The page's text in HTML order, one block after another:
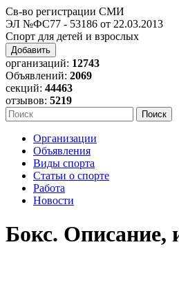
Св-во регистрации СМИ
ЭЛ №ФС77 - 53186 от 22.03.2013
Спорт для детей и взрослых
Добавить
организаций: 12743
Объявлений: 2069
секций: 44463
отзывов: 5219
Организации
Объявления
Виды спорта
Статьи о спорте
Работа
Новости
Бокс. Описание,